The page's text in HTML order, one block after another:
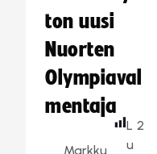
ton uusi
Nuorten
Olympiaval
mentaja
Markku
L
u
2